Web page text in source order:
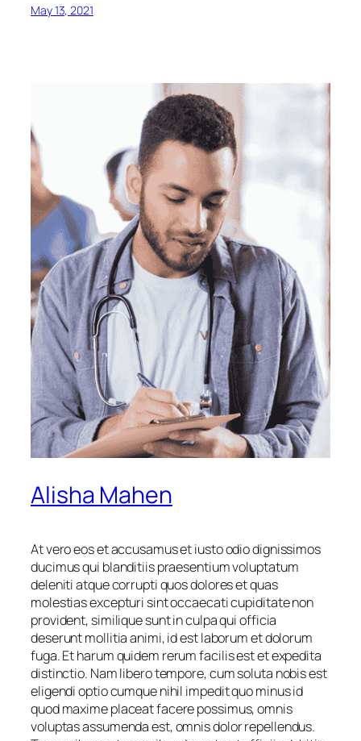
May 13, 2021
Alisha Mahen
At vero eos et accusamus et iusto odio dignissimos
ducimus qui blanditiis praesentium voluptatum
deleniti atque corrupti quos dolores et quas
molestias excepturi sint occaecati cupiditate non
provident, similique sunt in culpa qui officia
deserunt mollitia animi, id est laborum et dolorum
fuga. Et harum quidem rerum facilis est et expedita
distinctio. Nam libero tempore, cum soluta nobis est
eligendi optio cumque nihil impedit quo minus id
quod maxime placeat facere possimus, omnis
voluptas assumenda est, omnis dolor repellendus.